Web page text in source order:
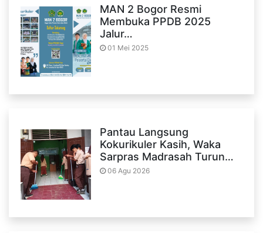
MAN 2 Bogor Resmi
Membuka PPDB 2025
Jalur…
01 Mei 2025
Pantau Langsung
Kokurikuler Kasih, Waka
Sarpras Madrasah Turun…
06 Agu 2026